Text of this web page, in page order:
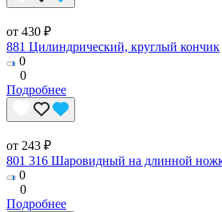
от 430 ₽
881 Цилиндрический, круглый кончик
0
0
Подробнее
от 243 ₽
801 316 Шаровидный на длинной
0
0
Подробнее